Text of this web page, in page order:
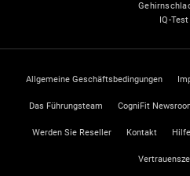
IQ-Test
Allgemeine Geschäftsbedingungen
Das Führungsteam CogniFit
Werden Sie Reseller Kontakt Hilfe